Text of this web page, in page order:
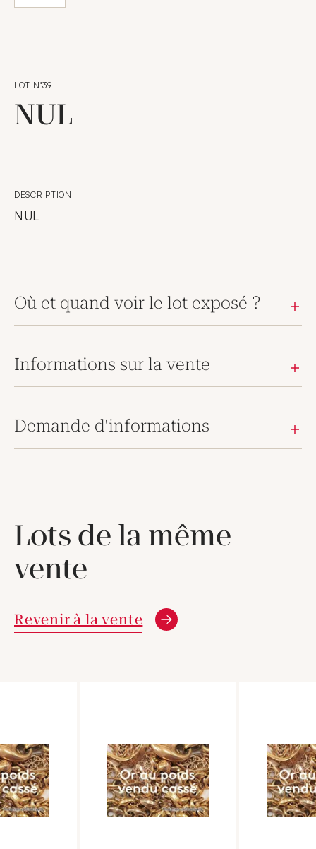
LOT N°39
NUL
DESCRIPTION
NUL
Où et quand voir le lot exposé ?
Informations sur la vente
Demande d'informations
Lots de la même
vente
Revenir à la vente